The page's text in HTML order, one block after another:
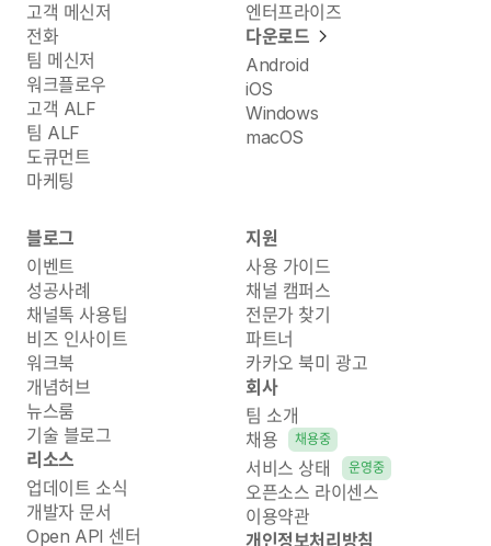
고객 메신저
전화
팀 메신저
워크플로우
고객 ALF
팀 ALF
도큐먼트
마케팅
엔터프라이즈
다운로드
Android
iOS
Windows
macOS
블로그
이벤트
성공사례
채널톡 사용팁
비즈 인사이트
워크북
개념허브
뉴스룸
기술 블로그
리소스
업데이트 소식
개발자 문서
Open API 센터
지원
사용 가이드
채널 캠퍼스
전문가 찾기
파트너
카카오 북미 광고
회사
팀 소개
채용
채용중
서비스 상태 운영중
오픈소스 라이센스
이용약관
개인정보처리방침